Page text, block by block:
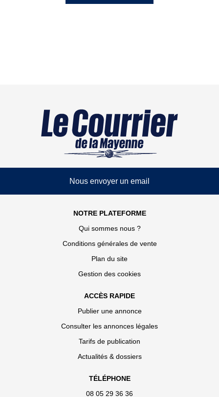
Nous envoyer un email
NOTRE PLATEFORME
Qui sommes nous ?
Conditions générales de vente
Plan du site
Gestion des cookies
ACCÈS RAPIDE
Publier une annonce
Consulter les annonces légales
Tarifs de publication
Actualités & dossiers
TÉLÉPHONE
08 05 29 36 36